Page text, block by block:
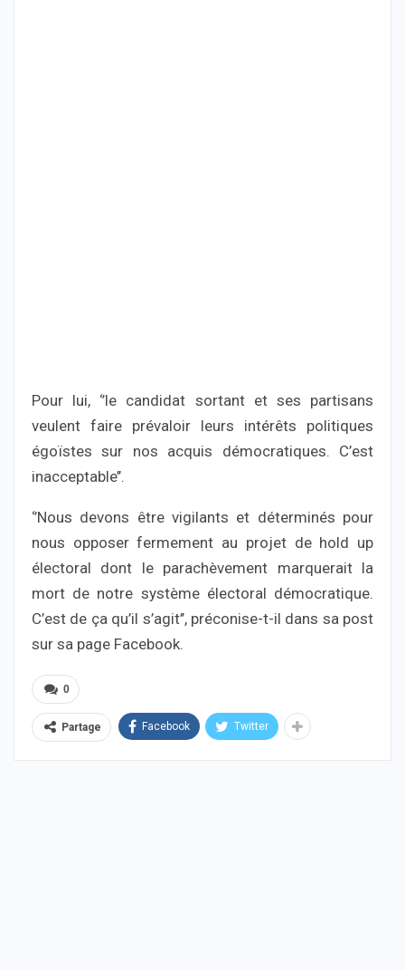
Pour lui, ‘’le candidat sortant et ses partisans
veulent faire prévaloir leurs intérêts politiques
égoïstes sur nos acquis démocratiques. C’est
inacceptable’’.
‘’Nous devons être vigilants et déterminés pour
nous opposer fermement au projet de hold up
électoral dont le parachèvement marquerait la
mort de notre système électoral démocratique.
C’est de ça qu’il s’agit’’, préconise-t-il dans sa post
sur sa page Facebook.
0
Partage Facebook Twitter